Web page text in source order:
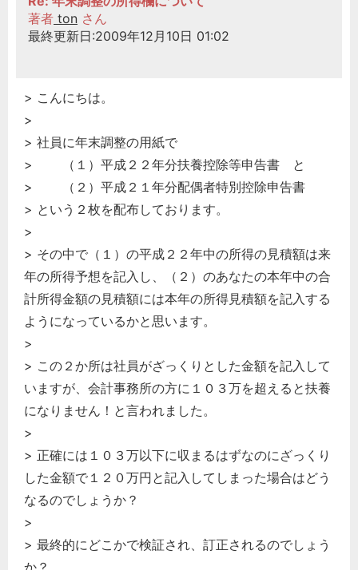
著者 ton さん
最終更新日:2009年12月10日 01:02
> こんにちは。
>
> 社員に年末調整の用紙で
> （１）平成２２年分扶養控除等申告書 と
> （２）平成２１年分配偶者特別控除申告書
> という２枚を配布しております。
>
> その中で（１）の平成２２年中の所得の見積額は来
年の所得予想を記入し、（２）のあなたの本年中の合
計所得金額の見積額には本年の所得見積額を記入する
ようになっているかと思います。
>
> この２か所は社員がざっくりとした金額を記入して
いますが、会計事務所の方に１０３万を超えると扶養
になりません！と言われました。
>
> 正確には１０３万以下に収まるはずなのにざっくり
した金額で１２０万円と記入してしまった場合はどう
なるのでしょうか？
>
> 最終的にどこかで検証され、訂正されるのでしょう